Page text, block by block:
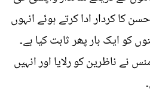
کا کردار ادا کرتے ہوئے انہوں
کو ایک بار پھر ثابت کیا ہے۔
نے ناظرین کو رلایا اور انہیں